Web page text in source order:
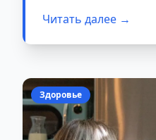
Читать далее →
Здоровье